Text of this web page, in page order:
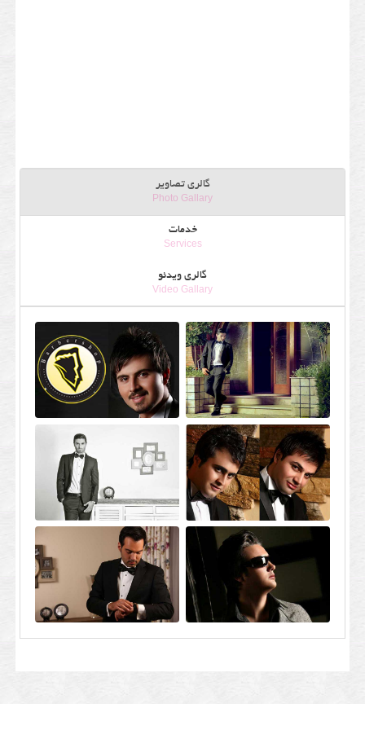
گالری تصاویر
Photo Gallary
خدمات
Services
گالری ویدئو
Video Gallary